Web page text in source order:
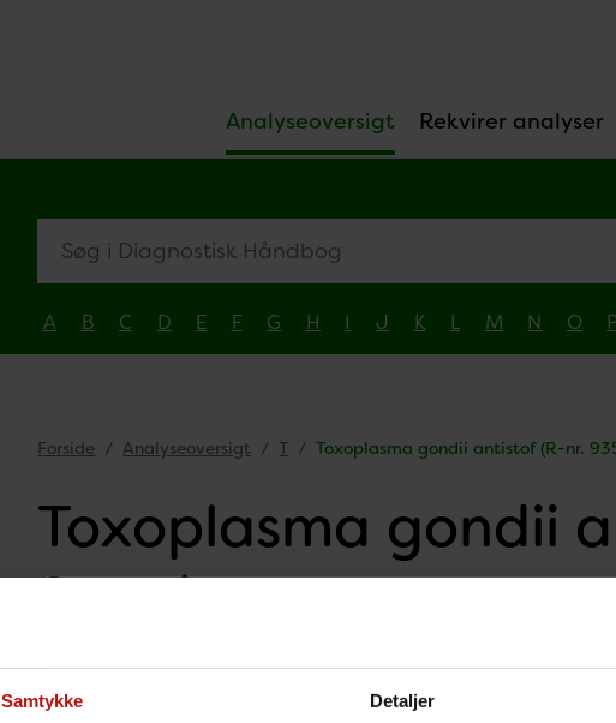
Samtykke Detaljer
Analyseoversigt Rekvirer analyser
A B C D E F G H I J K L M N O P
Forside Analyseoversigt T Toxoplasma gondii antistof (R-nr.
Toxoplasma gondii
9354)